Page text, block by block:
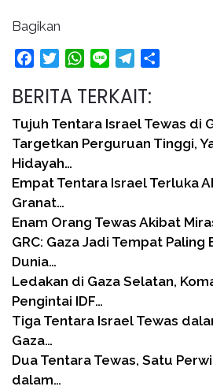
Bagikan
FacebookTwitterWhatsApp
Line Telegram
BERITA TERKAIT:
Tujuh Tentara Israel Tewas di
Targetkan Perguruan Tinggi,
Hidayah…
Empat Tentara Israel Terluka
Granat…
Enam Orang Tewas Akibat
GRC: Gaza Jadi Tempat Paling
Dunia…
Ledakan di Gaza Selatan,
Pengintai IDF…
Tiga Tentara Israel Tewas
Gaza…
Dua Tentara Tewas, Satu
dalam…